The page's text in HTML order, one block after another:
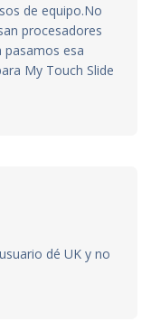
de equipo.No
procesadores
pasamos esa
My Touch Slide
dé UK y no